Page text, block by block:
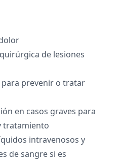
de lesiones
prevenir o tratar
en casos graves para
tratamiento
intravenosos y
de sangre si es